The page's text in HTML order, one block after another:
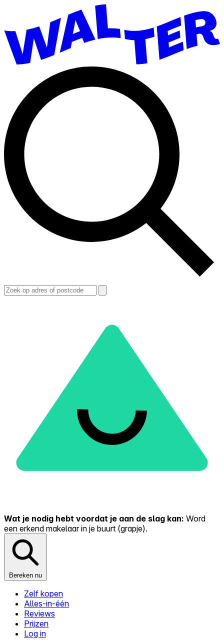
Wat je nodig hebt voordat je aan de slag kan: Word
een erkend makelaar in je buurt (grapje).
Bereken nu
Zelf kopen
Alles-in-één
Reviews
Prijzen
Log in